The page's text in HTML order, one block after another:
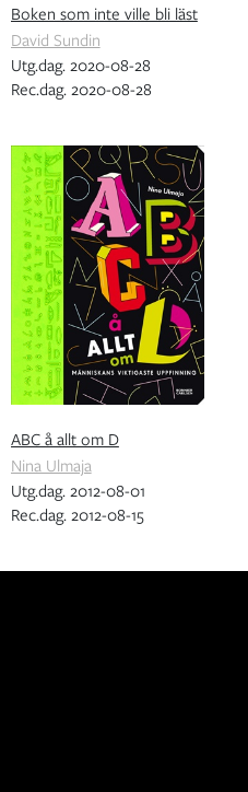
Boken som inte ville bli läst
David Sundin
Utg.dag. 2020-08-28
Rec.dag. 2020-08-28
ABC å allt om D
Nina Ulmaja
Utg.dag. 2012-08-01
Rec.dag. 2012-08-15